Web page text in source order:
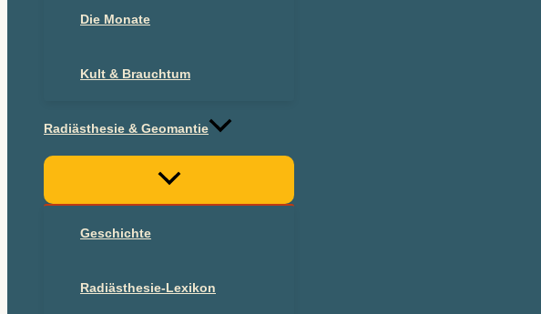
Die Monate
Kult & Brauchtum
Radiästhesie & Geomantie
Geschichte
Radiästhesie-Lexikon